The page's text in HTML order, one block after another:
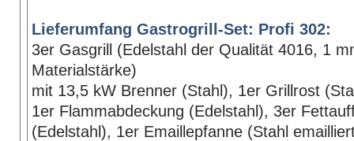
Lieferumfang Gastrogrill-Set: Profi 302:
3er Gasgrill (Edelstahl der Qualität 4016, 1
Materialstärke)
mit 13,5 kW Brenner (Stahl), 1er Grillrost
1er Flammabdeckung (Edelstahl), 3er
(Edelstahl), 1er Emaillepfanne (Stahl